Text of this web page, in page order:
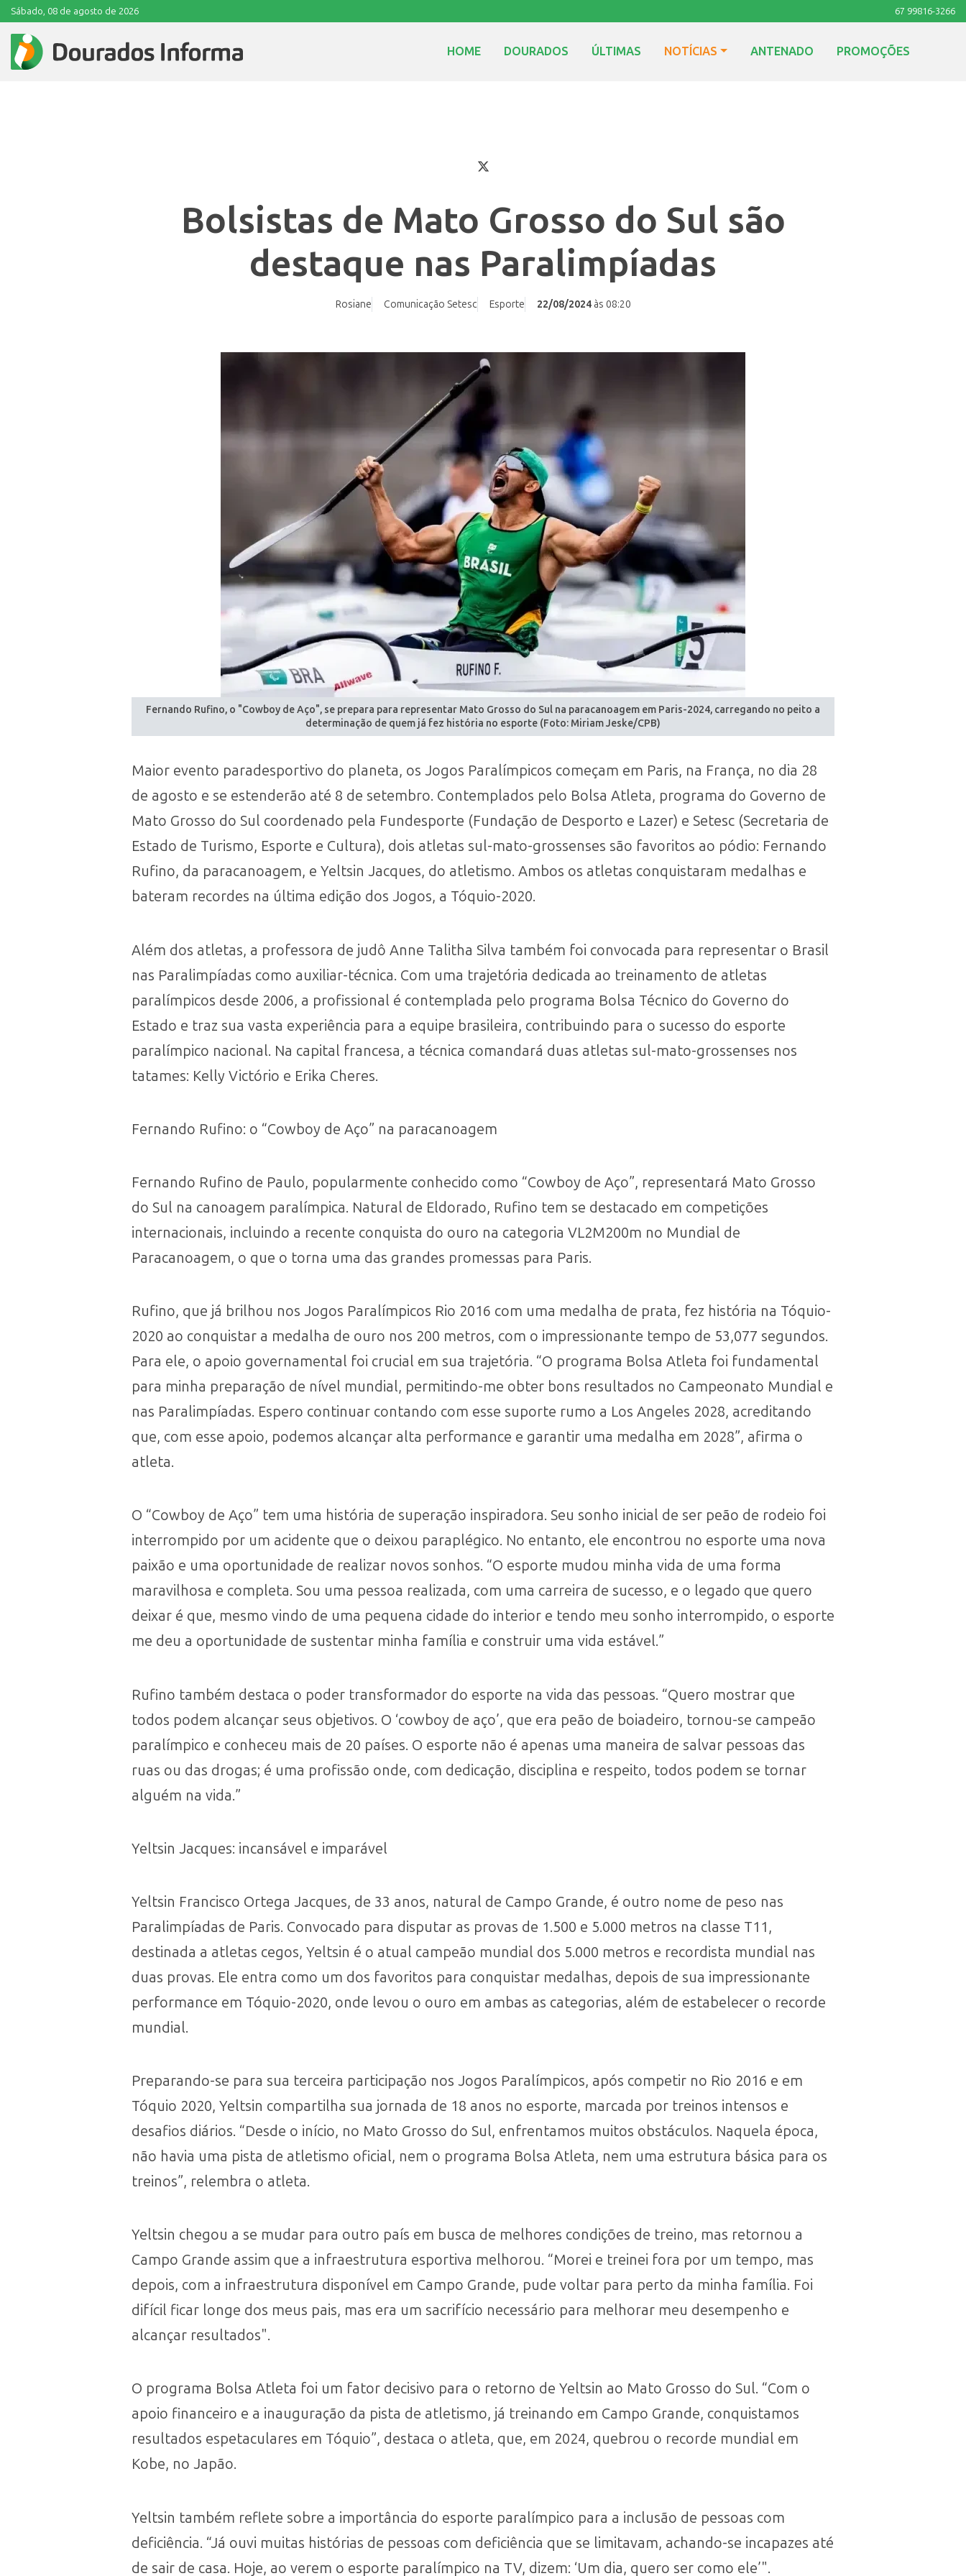
Sábado, 08 de agosto de 2026 67 99816-3266
HOME DOURADOS ÚLTIMAS NOTÍCIAS ANTENADO PROMOÇÕES
Bolsistas de Mato Grosso do Sul são
destaque nas Paralimpíadas
Rosiane Comunicação Setesc Esporte 22/08/2024às 08:20
Fernando Rufino, o "Cowboy de Aço", se prepara para representar Mato Grosso do Sul na paracanoagem em Paris-2024, carregando no peito a
determinação de quem já fez história no esporte (Foto: Miriam Jeske/CPB)
Maior evento paradesportivo do planeta, os Jogos Paralímpicos começam em Paris, na França, no dia 28
de agosto e se estenderão até 8 de setembro. Contemplados pelo Bolsa Atleta, programa do Governo de
Mato Grosso do Sul coordenado pela Fundesporte (Fundação de Desporto e Lazer) e Setesc (Secretaria de
Estado de Turismo, Esporte e Cultura), dois atletas sul-mato-grossenses são favoritos ao pódio: Fernando
Rufino, da paracanoagem, e Yeltsin Jacques, do atletismo. Ambos os atletas conquistaram medalhas e
bateram recordes na última edição dos Jogos, a Tóquio-2020.
Além dos atletas, a professora de judô Anne Talitha Silva também foi convocada para representar o Brasil
nas Paralimpíadas como auxiliar-técnica. Com uma trajetória dedicada ao treinamento de atletas
paralímpicos desde 2006, a profissional é contemplada pelo programa Bolsa Técnico do Governo do
Estado e traz sua vasta experiência para a equipe brasileira, contribuindo para o sucesso do esporte
paralímpico nacional. Na capital francesa, a técnica comandará duas atletas sul-mato-grossenses nos
tatames: Kelly Victório e Erika Cheres.
Fernando Rufino: o “Cowboy de Aço” na paracanoagem
Fernando Rufino de Paulo, popularmente conhecido como “Cowboy de Aço”, representará Mato Grosso
do Sul na canoagem paralímpica. Natural de Eldorado, Rufino tem se destacado em competições
internacionais, incluindo a recente conquista do ouro na categoria VL2M200m no Mundial de
Paracanoagem, o que o torna uma das grandes promessas para Paris.
Rufino, que já brilhou nos Jogos Paralímpicos Rio 2016 com uma medalha de prata, fez história na Tóquio-
2020 ao conquistar a medalha de ouro nos 200 metros, com o impressionante tempo de 53,077 segundos.
Para ele, o apoio governamental foi crucial em sua trajetória. “O programa Bolsa Atleta foi fundamental
para minha preparação de nível mundial, permitindo-me obter bons resultados no Campeonato Mundial e
nas Paralimpíadas. Espero continuar contando com esse suporte rumo a Los Angeles 2028, acreditando
que, com esse apoio, podemos alcançar alta performance e garantir uma medalha em 2028”, afirma o
atleta.
O “Cowboy de Aço” tem uma história de superação inspiradora. Seu sonho inicial de ser peão de rodeio foi
interrompido por um acidente que o deixou paraplégico. No entanto, ele encontrou no esporte uma nova
paixão e uma oportunidade de realizar novos sonhos. “O esporte mudou minha vida de uma forma
maravilhosa e completa. Sou uma pessoa realizada, com uma carreira de sucesso, e o legado que quero
deixar é que, mesmo vindo de uma pequena cidade do interior e tendo meu sonho interrompido, o esporte
me deu a oportunidade de sustentar minha família e construir uma vida estável.”
Rufino também destaca o poder transformador do esporte na vida das pessoas. “Quero mostrar que
todos podem alcançar seus objetivos. O ‘cowboy de aço’, que era peão de boiadeiro, tornou-se campeão
paralímpico e conheceu mais de 20 países. O esporte não é apenas uma maneira de salvar pessoas das
ruas ou das drogas; é uma profissão onde, com dedicação, disciplina e respeito, todos podem se tornar
alguém na vida.”
Yeltsin Jacques: incansável e imparável
Yeltsin Francisco Ortega Jacques, de 33 anos, natural de Campo Grande, é outro nome de peso nas
Paralimpíadas de Paris. Convocado para disputar as provas de 1.500 e 5.000 metros na classe T11,
destinada a atletas cegos, Yeltsin é o atual campeão mundial dos 5.000 metros e recordista mundial nas
duas provas. Ele entra como um dos favoritos para conquistar medalhas, depois de sua impressionante
performance em Tóquio-2020, onde levou o ouro em ambas as categorias, além de estabelecer o recorde
mundial.
Preparando-se para sua terceira participação nos Jogos Paralímpicos, após competir no Rio 2016 e em
Tóquio 2020, Yeltsin compartilha sua jornada de 18 anos no esporte, marcada por treinos intensos e
desafios diários. “Desde o início, no Mato Grosso do Sul, enfrentamos muitos obstáculos. Naquela época,
não havia uma pista de atletismo oficial, nem o programa Bolsa Atleta, nem uma estrutura básica para os
treinos”, relembra o atleta.
Yeltsin chegou a se mudar para outro país em busca de melhores condições de treino, mas retornou a
Campo Grande assim que a infraestrutura esportiva melhorou. “Morei e treinei fora por um tempo, mas
depois, com a infraestrutura disponível em Campo Grande, pude voltar para perto da minha família. Foi
difícil ficar longe dos meus pais, mas era um sacrifício necessário para melhorar meu desempenho e
alcançar resultados".
O programa Bolsa Atleta foi um fator decisivo para o retorno de Yeltsin ao Mato Grosso do Sul. “Com o
apoio financeiro e a inauguração da pista de atletismo, já treinando em Campo Grande, conquistamos
resultados espetaculares em Tóquio”, destaca o atleta, que, em 2024, quebrou o recorde mundial em
Kobe, no Japão.
Yeltsin também reflete sobre a importância do esporte paralímpico para a inclusão de pessoas com
deficiência. “Já ouvi muitas histórias de pessoas com deficiência que se limitavam, achando-se incapazes até
de sair de casa. Hoje, ao verem o esporte paralímpico na TV, dizem: ‘Um dia, quero ser como ele’".